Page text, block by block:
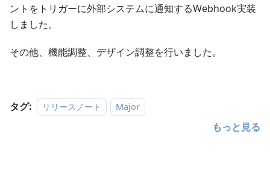
ントをトリガーに外部システムに通知するWebhook実装
しました。
その他、機能調整、デザイン調整を行いました。
タグ: リリースノート Major
もっと見る